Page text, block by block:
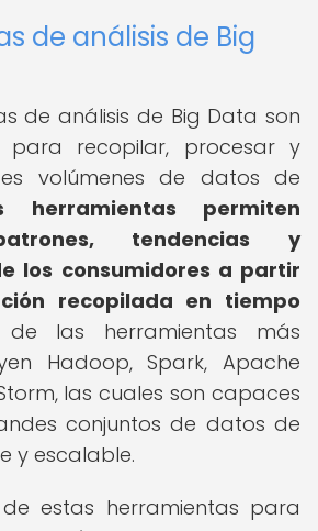
de análisis de Big
de análisis de Big Data son
para recopilar, procesar y
volúmenes de datos de
herramientas permiten
tendencias y
los consumidores a partir
recopilada en tiempo
de las herramientas más
Hadoop, Spark, Apache
las cuales son capaces
conjuntos de datos de
y escalable.
estas herramientas para